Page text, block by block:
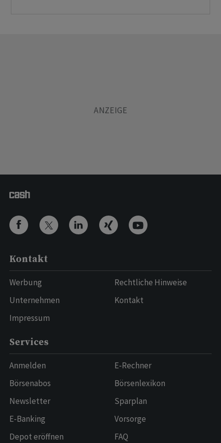
Kontakt
Werbung
Unternehmen
Impressum
Rechtliche Hinweise
Kontakt
Services
Anmelden
Börsenabos
Newsletter
E-Banking
Depot eröffnen
E-Rechner
Börsenlexikon
Sparplan
Vorsorge
FAQ